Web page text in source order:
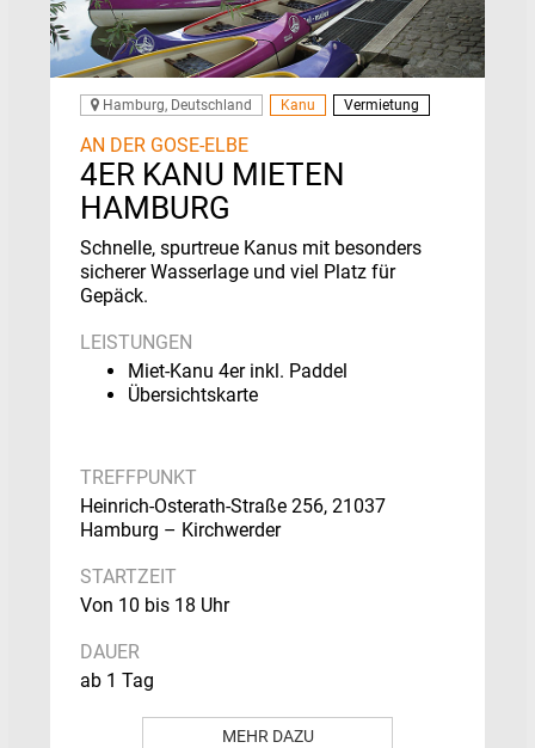
Hamburg, Deutschland Kanu Vermietung
AN DER GOSE-ELBE
4ER KANU MIETEN
HAMBURG
Schnelle, spurtreue Kanus mit besonders
sicherer Wasserlage und viel Platz für
Gepäck.
LEISTUNGEN
Miet-Kanu 4er inkl. Paddel
Übersichtskarte
TREFFPUNKT
Heinrich-Osterath-Straße 256, 21037
Hamburg – Kirchwerder
STARTZEIT
Von 10 bis 18 Uhr
DAUER
ab 1 Tag
MEHR DAZU